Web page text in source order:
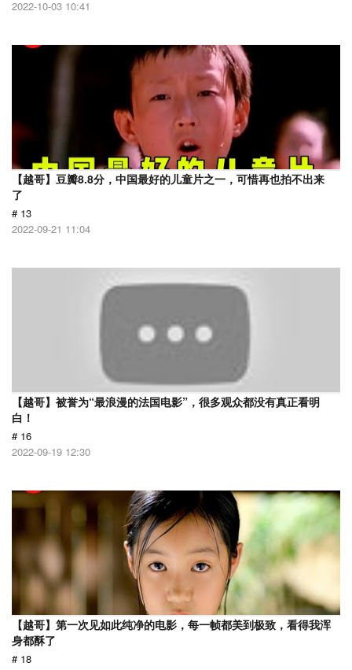
2022-10-03 10:41
【越哥】豆瓣8.8分，中国最好的儿童片之一，可惜再也拍不出来
了
# 13
2022-09-21 11:04
【越哥】被誉为“最浪漫的法国电影”，很多观众都没有真正看明
白！
# 16
2022-09-19 12:30
【越哥】第一次见如此纯净的电影，每一帧都美到极致，看得我浑
身都酥了
# 18